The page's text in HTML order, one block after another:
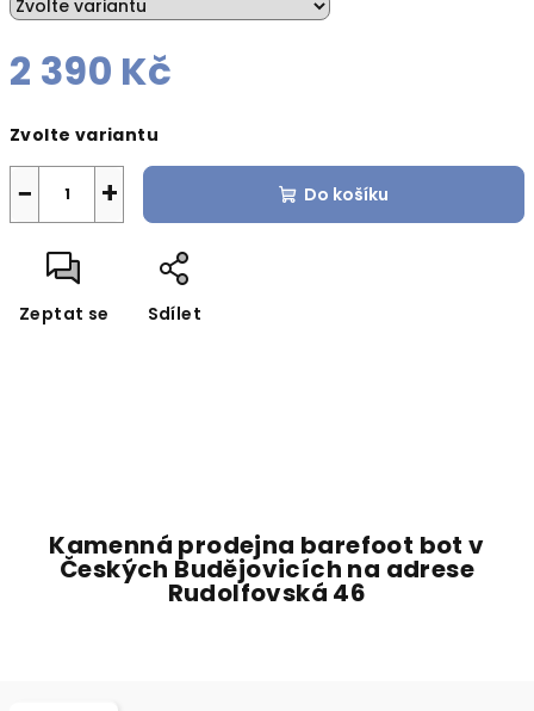
2 390 Kč
cena:
Zvolte variantu
+
− Do košíku
Zeptat se Sdílet
Kamenná prodejna barefoot bot v
Českých Budějovicích na adrese
Rudolfovská 46